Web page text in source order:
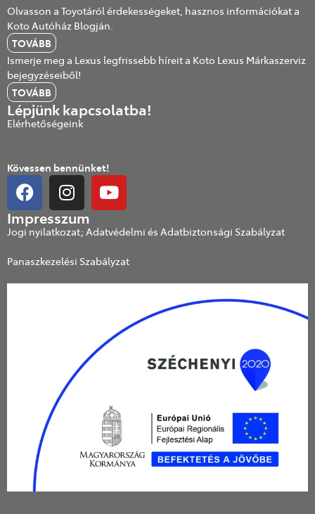
Olvasson a Toyotáról érdekességeket, hasznos információkat a
Koto Autóház Blogján.
TOVÁBB
Ismerje meg a Lexus legfrissebb híreit a Koto Lexus Márkaszerviz
bejegyzéseiből!
TOVÁBB
Lépjünk kapcsolatba!
Elérhetőségeink
Kövessen bennünket!
Impresszum
Jogi nyilatkozat; Adatvédelmi és Adatbiztonsági Szabályzat
Panaszkezelési Szabályzat